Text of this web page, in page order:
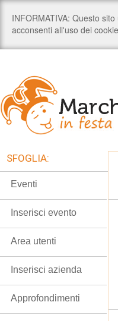
SFOGLIA:
Eventi
Inserisci evento
Area utenti
Inserisci azienda
Approfondimenti